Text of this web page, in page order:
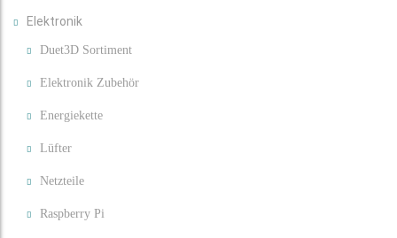
Elektronik
Duet3D Sortiment
Elektronik Zubehör
Energiekette
Lüfter
Netzteile
Raspberry Pi